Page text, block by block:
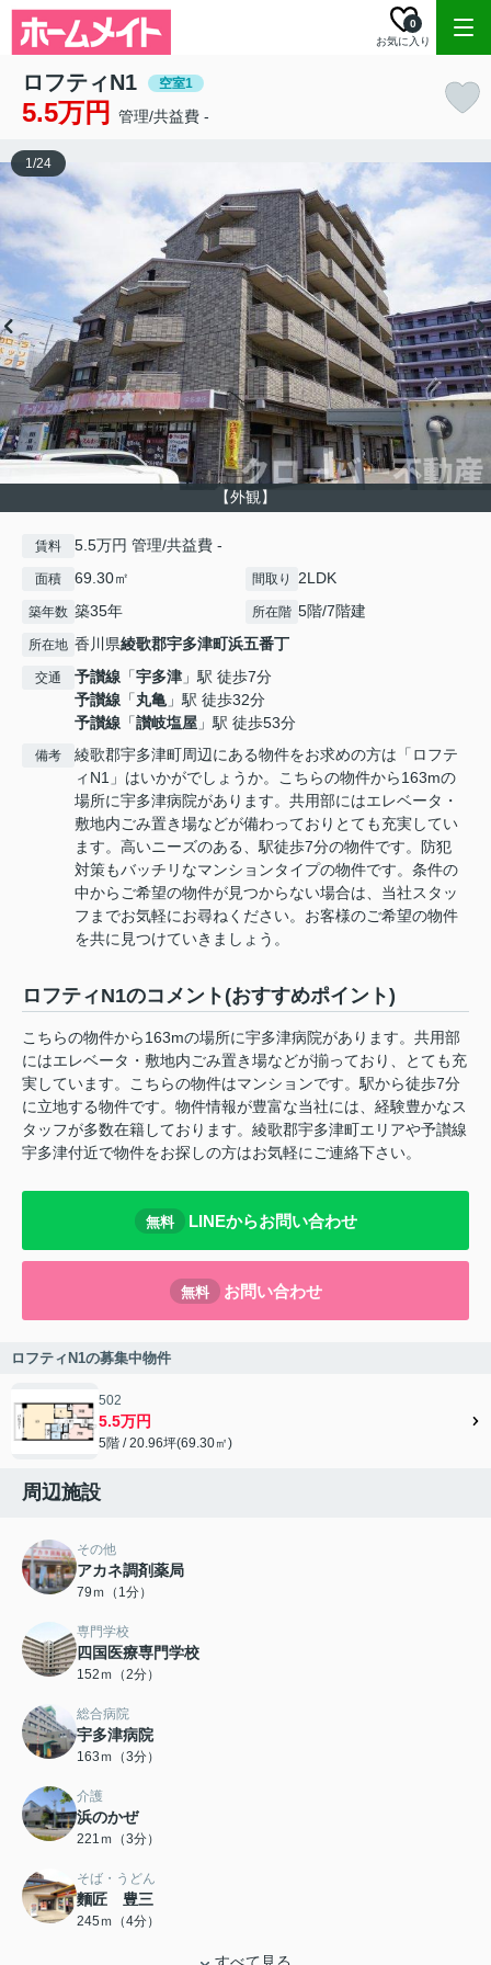
お気に入り
0
ロフティN1 空室1
5.5万円 管理/共益費 -
【外観】
1/24
賃料 5.5万円 管理/共益費 -
面積 69.30㎡ 間取り 2LDK
築年数 築35年 所在階 5階/7階建
所在地 香川県綾歌郡宇多津町浜五番丁
交通 予讃線 「宇多津 」駅 徒歩7分
予讃線 「丸亀」駅 徒歩32分
予讃線 「讃岐塩屋 」駅 徒歩53分
備考
綾歌郡宇多津町周辺にある物件をお求めの方は「ロフテ
ィN1」はいかがでしょうか。こちらの物件から163mの
場所に宇多津病院があります。共用部にはエレベータ・
敷地内ごみ置き場などが備わっておりとても充実してい
ます。高いニーズのある、駅徒歩7分の物件です。防犯
対策もバッチリなマンションタイプの物件です。条件の
中からご希望の物件が見つからない場合は、当社スタッ
フまでお気軽にお尋ねください。お客様のご希望の物件
を共に見つけていきましょう。
ロフティN1のコメント(おすすめポイント)
こちらの物件から163mの場所に宇多津病院があります。共用部
にはエレベータ・敷地内ごみ置き場などが揃っており、とても充
実しています。こちらの物件はマンションです。駅から徒歩7分
に立地する物件です。物件情報が豊富な当社には、経験豊かなス
タッフが多数在籍しております。綾歌郡宇多津町エリアや予讃線
宇多津付近で物件をお探しの方はお気軽にご連絡下さい。
無料 LINEからお問い合わせ
無料 お問い合わせ
ロフティN1の募集中物件
502
5.5万円
5階 / 20.96坪(69.30㎡)
周辺施設
その他
アカネ調剤薬局
79ｍ（1分）
専門学校
四国医療専門学校
152ｍ（2分）
総合病院
宇多津病院
163ｍ（3分）
介護
浜のかぜ
221ｍ（3分）
そば・うどん
麵匠 豊三
245ｍ（4分）